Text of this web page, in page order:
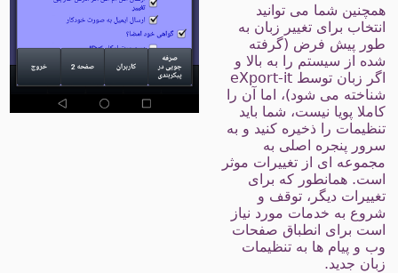
شما می توانید
برای تغییر زبان به
پیش فرض (گرفته
از سیستم را به بالا و
اگر زبان توسط eXport-it
می شود)، اما آن را
پویا نیست، شما باید
را ذخیره کنید و به
پنجره اصلی به
ای از تغییرات موثر
همانطور که برای
دیگر، توقف و
به خدمات مورد نیاز
برای انطباق صفحات
و پیام ها به تنظیمات
جدید.